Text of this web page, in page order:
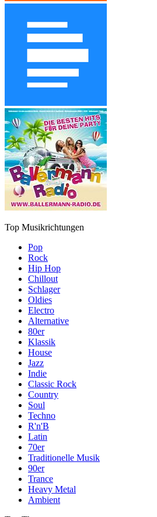
Top Musikrichtungen
Pop
Rock
Hip Hop
Chillout
Schlager
Oldies
Electro
Alternative
80er
Klassik
House
Jazz
Indie
Classic Rock
Country
Soul
Techno
R'n'B
Latin
70er
Traditionelle Musik
90er
Trance
Heavy Metal
Ambient